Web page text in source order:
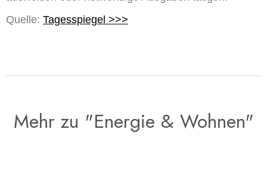
Quelle: Tagesspiegel >>>
Mehr zu "Energie & Wohnen"